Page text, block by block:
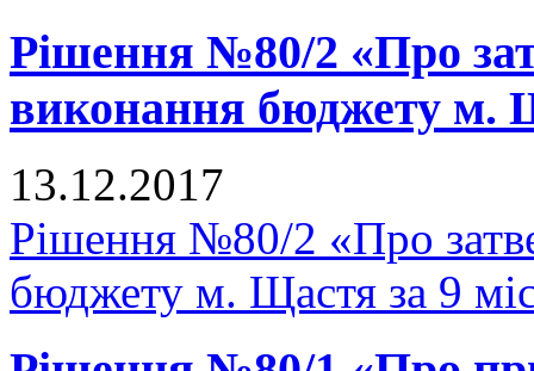
Рішення №80/2 «Про
виконання бюджету м.
13.12.2017
Рішення №80/2 «Про
бюджету м. Щастя за 9